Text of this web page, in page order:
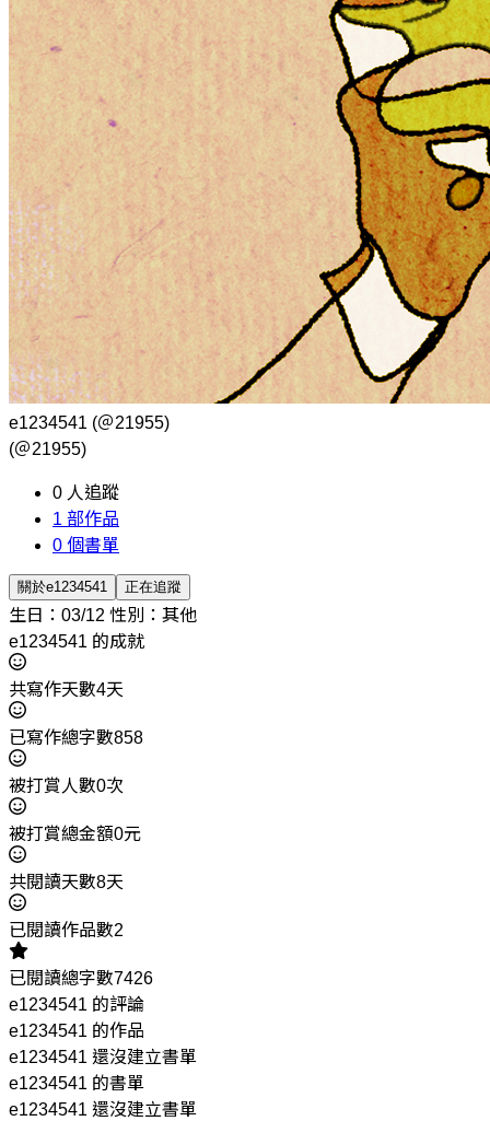
e1234541 (＠21955)
(＠21955)
0 人追蹤
1 部作品
0 個書單
關於e1234541 正在追蹤
生日：03/12 性別：其他
e1234541 的成就
共寫作天數4天
已寫作總字數858
被打賞人數0次
被打賞總金額0元
共閱讀天數8天
已閱讀作品數2
已閱讀總字數7426
e1234541 的評論
e1234541 的作品
e1234541 還沒建立書單
e1234541 的書單
e1234541 還沒建立書單